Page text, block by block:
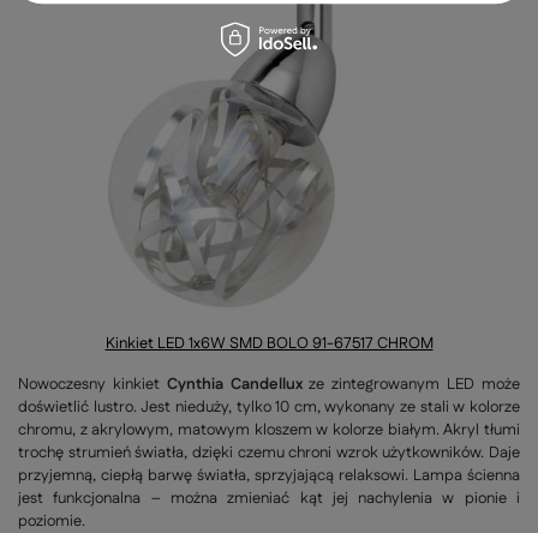
Kinkiet LED 1x6W SMD BOLO 91-67517 CHROM
Nowoczesny kinkiet Cynthia Candelluxze zintegrowanym LED może
doświetlić lustro. Jest nieduży, tylko 10 cm, wykonany ze stali w kolorze
chromu, z akrylowym, matowym kloszem w kolorze białym. Akryl tłumi
trochę strumień światła, dzięki czemu chroni wzrok użytkowników. Daje
przyjemną, ciepłą barwę światła, sprzyjającą relaksowi. Lampa ścienna
jest funkcjonalna – można zmieniać kąt jej nachylenia w pionie i
poziomie.